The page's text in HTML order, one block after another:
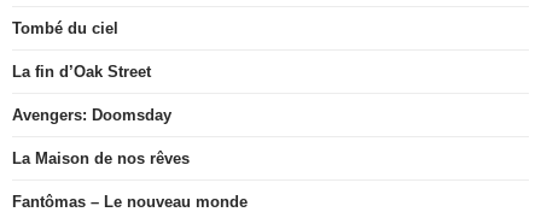
Tombé du ciel
La fin d’Oak Street
Avengers: Doomsday
La Maison de nos rêves
Fantômas – Le nouveau monde